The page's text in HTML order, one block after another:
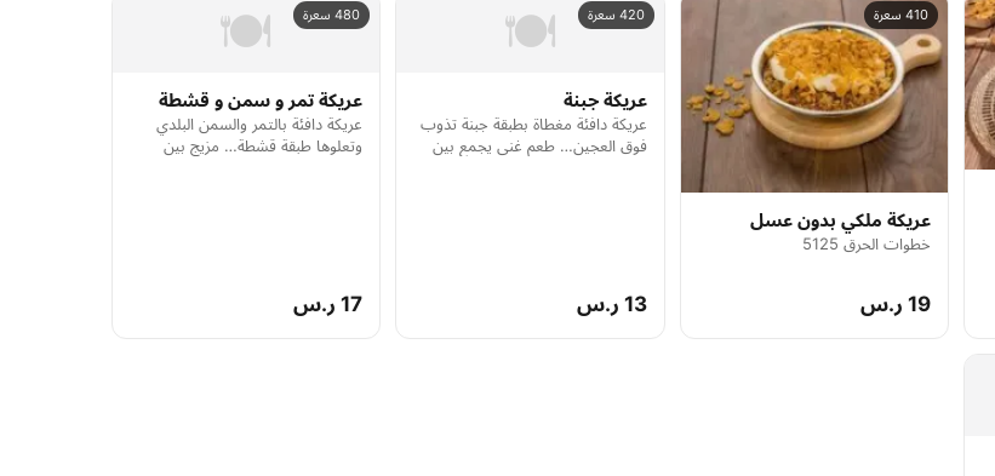
410 سعرة
عريكة ملكي بدون عسل
خطوات الحرق 5125
19 ر.س
🍽️ 420 سعرة
عريكة جبنة
عريكة دافئة مغطاة بطبقة جبنة تذوب
فوق العجين… طعم غني يجمع بين
13 ر.س
🍽️ 480 سعرة
عريكة تمر و سمن و قشطة
عريكة دافئة بالتمر والسمن البلدي
وتعلوها طبقة قشطة… مزيج بين
17 ر.س